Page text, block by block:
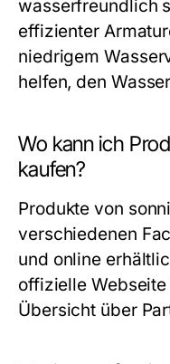
wasserfreundlich
effizienter
niedrigem
helfen, den
Wo kann ich
kaufen?
Produkte von
verschiedenen
und online
offizielle
Übersicht über